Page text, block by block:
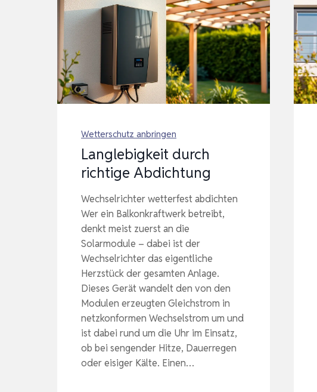
Wetterschutz anbringen
Langlebigkeit durch
richtige Abdichtung
Wechselrichter wetterfest abdichten
Wer ein Balkonkraftwerk betreibt,
denkt meist zuerst an die
Solarmodule – dabei ist der
Wechselrichter das eigentliche
Herzstück der gesamten Anlage.
Dieses Gerät wandelt den von den
Modulen erzeugten Gleichstrom in
netzkonformen Wechselstrom um und
ist dabei rund um die Uhr im Einsatz,
ob bei sengender Hitze, Dauerregen
oder eisiger Kälte. Einen…